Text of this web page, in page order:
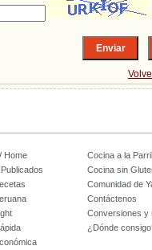
Home
Cocina a la
Cocina sin
Comunidad de
Contáctenos
Conversiones y
¿Dónde